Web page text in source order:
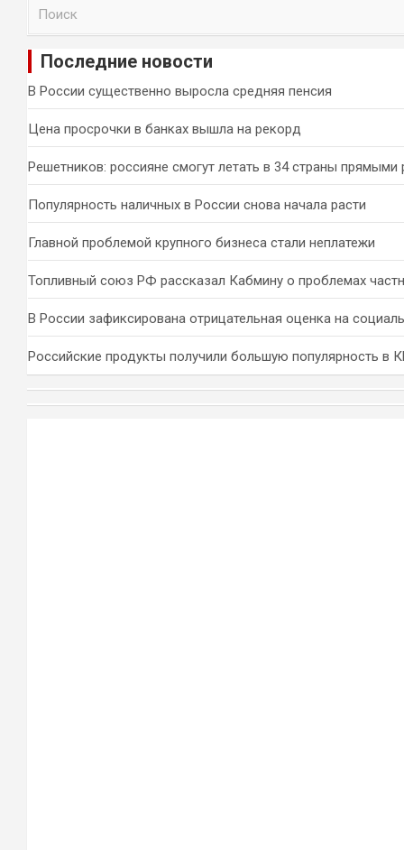
и
Последние новости
В России существенно выросла средняя пенсия
Цена просрочки в банках вышла на рекорд
Решетников: россияне смогут летать в 34 страны прямыми
Популярность наличных в России снова начала расти
Главной проблемой крупного бизнеса стали неплатежи
Топливный союз РФ рассказал Кабмину о проблемах
В России зафиксирована отрицательная оценка на
Российские продукты получили большую популярность в